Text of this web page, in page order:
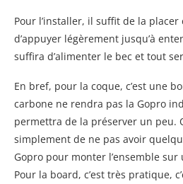
Pour l’installer, il suffit de la
d’appuyer légèrement jusqu’à
suffira d’alimenter le bec et tout
En bref, pour la coque, c’est une
carbone ne rendra pas la Gopro
permettra de la préserver un peu.
simplement de ne pas avoir
Gopro pour monter l’ensemble
Pour la board, c’est très pratique,